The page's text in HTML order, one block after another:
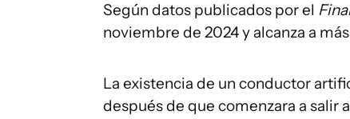
Según datos publicados por el
noviembre de 2024 y alcanza a
La existencia de un conductor
después de que comenzara a salir